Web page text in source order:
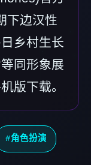
下边汉性
乡村生长
同形象展
版下载。
#角色扮演